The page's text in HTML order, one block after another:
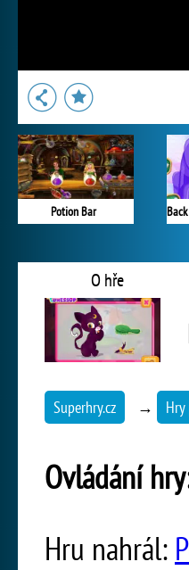
Potion Bar
O hře
Superhry.cz →
Ovládání
Hru nahrál: